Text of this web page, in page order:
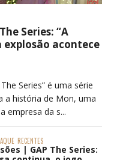
Series: “A
acontece
Series” é uma série
a história de Mon, uma
empresa da s...
RECENTES
| GAP The Series: